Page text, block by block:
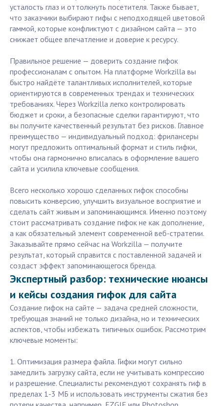
усталость глаз и оттолкнуть посетителя. Также бывает,
что заказчики выбирают гифы с неподходящей цветовой
гаммой, которые конфликтуют с дизайном сайта — это
снижает общее впечатление и доверие к ресурсу.
Правильное решение — доверить создание гифок
профессионалам с опытом. На платформе Workzilla вы
быстро найдёте талантливых исполнителей, которые
ориентируются в современных трендах и технических
требованиях. Через Workzilla легко контролировать
бюджет и сроки, а безопасные сделки гарантируют, что
вы получите качественный результат без рисков. Главное
преимущество — индивидуальный подход: фрилансеры
могут предложить оптимальный формат и стиль гифки,
чтобы она гармонично вписалась в оформление вашего
сайта и усилила ключевые сообщения.
Всего несколько хорошо сделанных гифок способны
повысить конверсию, улучшить визуальное восприятие и
сделать сайт живым и запоминающимся. Именно поэтому
стоит рассматривать создание гифок не как дополнение,
а как обязательный элемент современной веб-стратегии.
Заказывайте прямо сейчас на Workzilla — получите
результат, который справится с поставленной задачей и
создаст эффект запоминающегося бренда.
Экспертный разбор: технические нюансы
и кейсы создания гифок для сайта
Создание гифок на сайте — задача средней сложности,
требующая знаний не только дизайна, но и технических
аспектов, чтобы избежать типичных ошибок. Рассмотрим
ключевые моменты:
1. Оптимизация размера файла. Гифки могут сильно
замедлить загрузку сайта, если не учитывать компрессию
и разрешение. Специалисты рекомендуют сохранять гиф в
пределах 1-3 МБ и использовать инструменты сжатия без